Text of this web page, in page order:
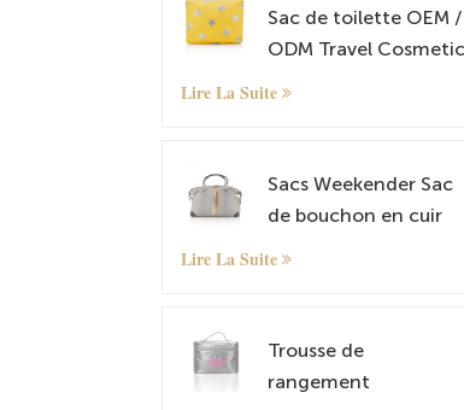
Sac de toilette OEM /
ODM Travel Cosmetic
Lire La Suite
Sacs Weekender Sac
de bouchon en cuir
manche à bagages
Lire La Suite
Trousse de
rangement